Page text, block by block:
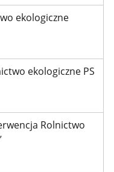
ekologiczne
ekologiczne PS
Rolnictwo